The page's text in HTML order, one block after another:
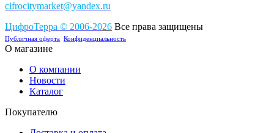
cifrocitymarket@yandex.ru
ЦифроТерра © 2006-2026 Все права защищены
Публичная оферта Конфиденциальность
О магазине
О компании
Новости
Каталог
Покупателю